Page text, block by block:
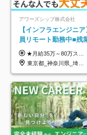
アワーズシップ株式会社
【インフラエンジニ
員リモート勤務中■残
3h■最大3ヶ月の連休
年休126日■20～30代
中！
★月給35万～80万スタートも可 【未経験の方】 ■月給26万～80万＋賞与年2回（年2ヶ月分） 【何かしらのインフラエンジニア経験をお持ちの方】 ■月給35万～80万＋賞与年2回（年2ヶ月分） ※スキル・経験などを考慮し決定します ※試用期間6ヶ月あり。期間中は契約社員となります。その他の待遇に差異はありません（試用期間終了後、昇給の可能性あり） ※上記金額には固定残業代（月30時間分／4万9600円～15万2600円）を含みます。超過分は別途支給いたします。 ＼頑張りはインセンティブで還元！／ クライアントに貢献度を評価され、当社のエンジニアが追加で案件に参画することになるなど、会社にとって利益になる行動はしっかり評価します。 会社の成長に貢献できていることを実感でき、「もっと頑張ろう」と思える体制づくりを整えています！
東京都_神奈川県_埼玉県_千葉県_大阪府